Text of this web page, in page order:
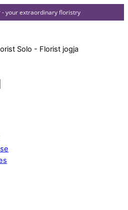
- your extraordinary floristry
Solo - Florist jogja